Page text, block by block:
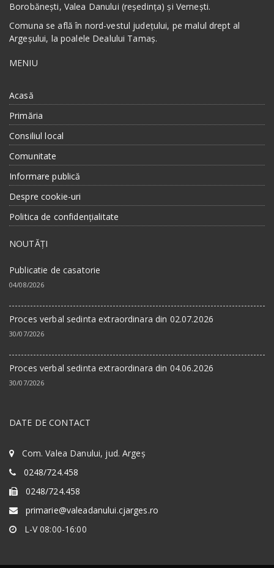
Borobănești, Valea Danului (reședința) și Vernești.
Comuna se află în nord-vestul județului, pe malul drept al
Argeșului, la poalele Dealului Tamaș.
MENIU
Acasă
Primăria
Consiliul local
Comunitate
Informare publică
Despre cookie-uri
Politica de confidențialitate
NOUTĂȚI
Publicatie de casatorie
04/08/2026
Proces verbal sedinta extraordinara din 02.07.2026
30/07/2026
Proces verbal sedinta extraordinara din 04.06.2026
30/07/2026
DATE DE CONTACT
Com. Valea Danului, jud. Argeș
0248/724.458
0248/724.458
primarie@valeadanului.cjarges.ro
L-V 08:00-16:00